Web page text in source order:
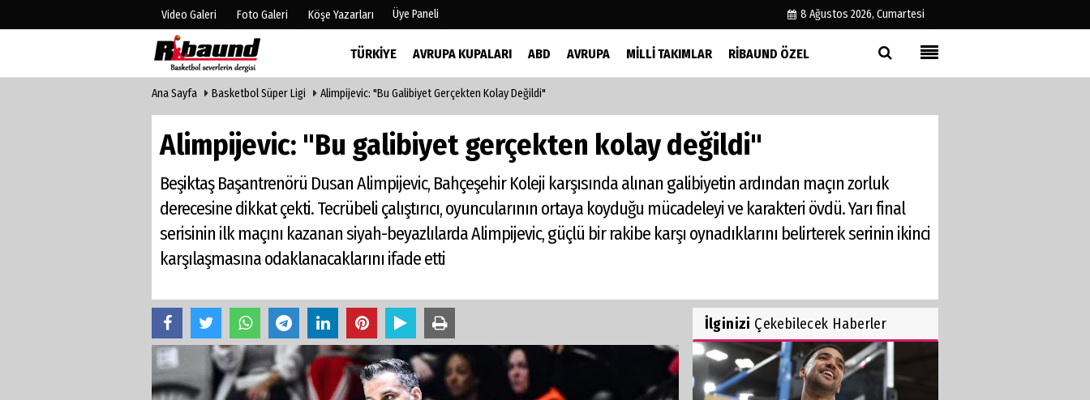
Video Galeri Foto Galeri Köşe Yazarları Üye Paneli 8 Ağustos 2026, Cumartesi
TÜRKIYE AVRUPA KUPALARI ABD AVRUPA MILLI TAKIMLAR RIBAUND ÖZEL
Hava Durumu
Anketler
Foto Galeri
Ana Sayfa Basketbol Süper Ligi Alimpijevic: "Bu Galibiyet Gerçekten Kolay Değildi"
Alimpijevic: "Bu galibiyet gerçekten kolay değildi"
Beşiktaş Başantrenörü Dusan Alimpijevic, Bahçeşehir Koleji karşısında alınan galibiyetin ardından maçın zorluk
derecesine dikkat çekti. Tecrübeli çalıştırıcı, oyuncularının ortaya koyduğu mücadeleyi ve karakteri övdü. Yarı final
serisinin ilk maçını kazanan siyah-beyazlılarda Alimpijevic, güçlü bir rakibe karşı oynadıklarını belirterek serinin ikinci
karşılaşmasına odaklanacaklarını ifade etti
İlginizi Çekebilecek Haberler